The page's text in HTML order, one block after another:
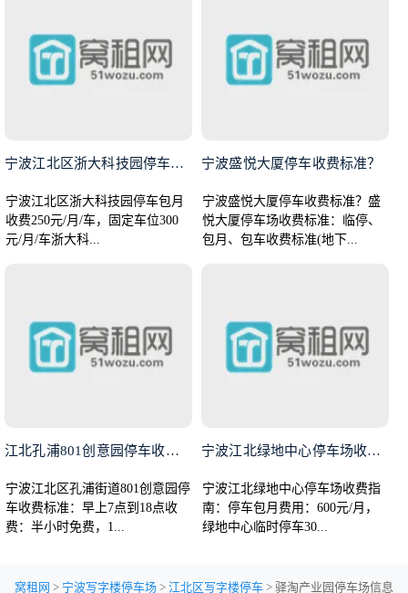
宁波江北区浙大科技园停车收费多
宁波江北区浙大科技园停车包月
收费250元/月/车，固定车位300
元/月/车浙大科...
宁波盛悦大厦停车收费标准？
宁波盛悦大厦停车收费标准？盛
悦大厦停车场收费标准：临停、
包月、包车收费标准(地下...
江北孔浦801创意园停车收费标
宁波江北区孔浦街道801创意园停
车收费标准：早上7点到18点收
费：半小时免费，1...
宁波江北绿地中心停车场收费指南
宁波江北绿地中心停车场收费指
南：停车包月费用：600元/月，
绿地中心临时停车30...
窝租网 > 宁波写字楼停车场 > 江北区写字楼停车 > 驿淘产业园停车场信息